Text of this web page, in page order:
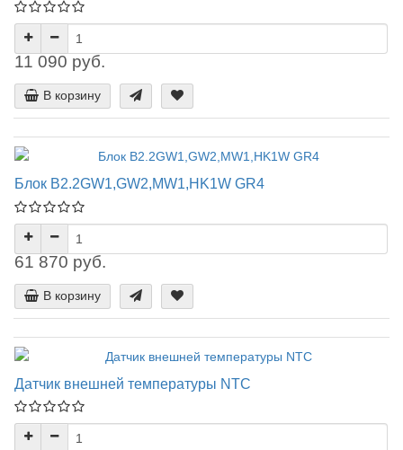
11 090 руб.
В корзину
Блок B2.2GW1,GW2,MW1,HK1W GR4
61 870 руб.
В корзину
Датчик внешней температуры NTC